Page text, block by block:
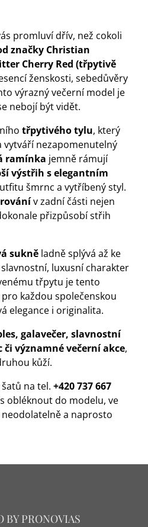
promluví dřív, než cokoli
značky Christian
Cherry Red (třpytivě
ženskosti, sebedůvěry
výrazný večerní model je
nebojí být vidět.
třpytivého tylu, který
vytváří nezapomenutelný
ramínka jemně rámují
výstřih s elegantním
šmrnc a vytříbený styl.
v zadní části nejen
přizpůsobí střih
sukně ladně splývá až ke
luxusní charakter
třpytu je tento
každou společenskou
elegance i originalita.
galavečer, slavnostní
či významné večerní akce,
kůží.
na tel. +420 737 667
obléknout do modelu, ve
a naprosto
PRONOVIAS